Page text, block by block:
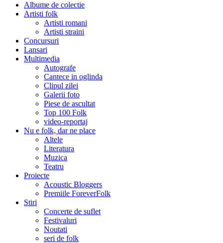
Albume de colectie
Artisti folk
Artisti romani
Artisti straini
Concursuri
Lansari
Multimedia
Autografe
Cantece in oglinda
Clipul zilei
Galerii foto
Piese de ascultat
Top 100 Folk
video-reportaj
Nu e folk, dar ne place
Altele
Literatura
Muzica
Teatru
Proiecte
Acoustic Bloggers
Premiile ForeverFolk
Stiri
Concerte de suflet
Festivaluri
Noutati
seri de folk